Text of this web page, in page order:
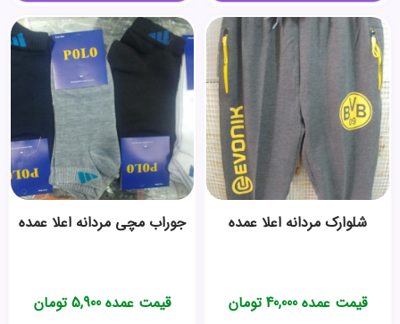
شلوارک مردانه اعلا عمده
قیمت عمده40,000 تومان
جوراب مچی مردانه اعلا عمده
قیمت عمده5,900 تومان